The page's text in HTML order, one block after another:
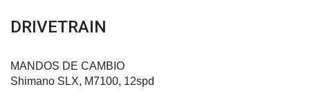
DRIVETRAIN
MANDOS DE CAMBIO
Shimano SLX, M7100, 12spd